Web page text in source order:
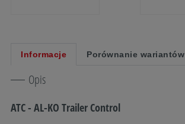
Informacje Porównanie wariantów
Opis
ATC - AL-KO Trailer Control